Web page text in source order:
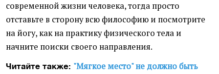
современной жизни человека, тогда просто
отставьте в сторону всю философию и посмотрите
на йогу, как на практику физического тела и
начните поиски своего направления.
Читайте также: "Мягкое место" не должно быть